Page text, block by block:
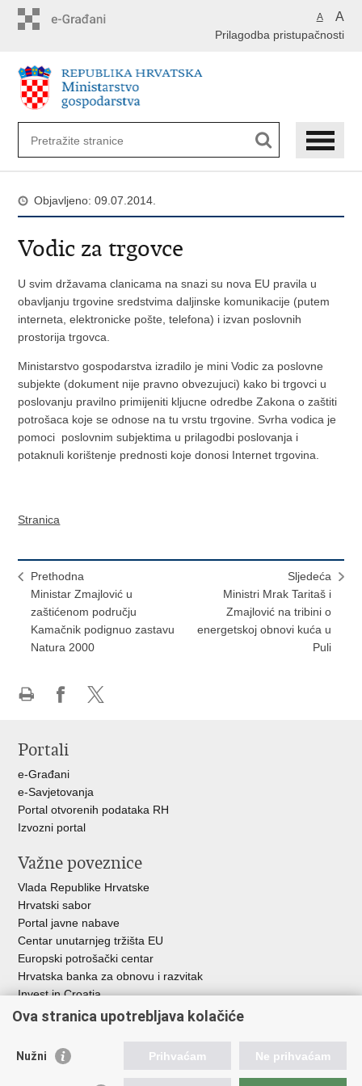
A A
Prilagodba pristupačnosti
Objavljeno: 09.07.2014.
Vodic za trgovce
U svim državama clanicama na snazi su nova EU pravila u
obavljanju trgovine sredstvima daljinske komunikacije (putem
interneta, elektronicke pošte, telefona) i izvan poslovnih
prostorija trgovca.
Ministarstvo gospodarstva izradilo je mini Vodic za poslovne
subjekte (dokument nije pravno obvezujuci) kako bi trgovci u
poslovanju pravilno primijeniti kljucne odredbe Zakona o zaštiti
potrošaca koje se odnose na tu vrstu trgovine. Svrha vodica je
pomoci poslovnim subjektima u prilagodbi poslovanja i
potaknuli korištenje prednosti koje donosi Internet trgovina.
Stranica
Prethodna
Ministar Zmajlović u
zaštićenom području
Kamačnik podignuo zastavu
Natura 2000
Sljedeća
Ministri Mrak Taritaš i
Zmajlović na tribini o
energetskoj obnovi kuća u
Puli
Facebooku
Portali
e-Građani
e-Savjetovanja
Portal otvorenih podataka RH
Izvozni portal
Važne poveznice
Vlada Republike Hrvatske
Hrvatski sabor
Portal javne nabave
Centar unutarnjeg tržišta EU
Europski potrošački centar
Hrvatska banka za obnovu i razvitak
Invest in Croatia
Europska banka za obnovu i razvoj
Središnja agencija za financiranje i ugovaranje
Ova stranica upotrebljava kolačiće
Nužni Prihvaćam Ne prihvaćam